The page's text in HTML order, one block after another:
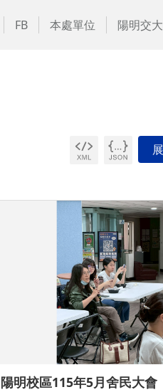
FB 本處單位 陽明交大
陽明校區115年5月舍民大會